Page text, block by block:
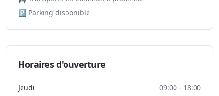
🅿️ Parking disponible
Horaires d'ouverture
Jeudi
09:00 - 18:00